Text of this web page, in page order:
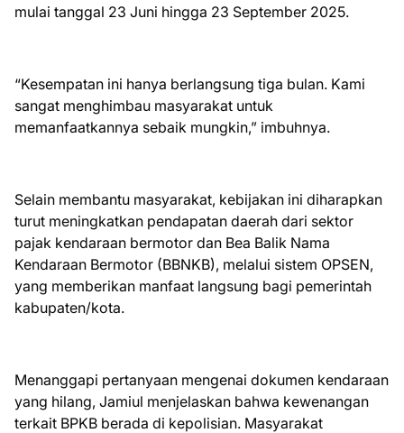
mulai tanggal 23 Juni hingga 23 September 2025.
“Kesempatan ini hanya berlangsung tiga bulan. Kami
sangat menghimbau masyarakat untuk
memanfaatkannya sebaik mungkin,” imbuhnya.
Selain membantu masyarakat, kebijakan ini diharapkan
turut meningkatkan pendapatan daerah dari sektor
pajak kendaraan bermotor dan Bea Balik Nama
Kendaraan Bermotor (BBNKB), melalui sistem OPSEN,
yang memberikan manfaat langsung bagi pemerintah
kabupaten/kota.
Menanggapi pertanyaan mengenai dokumen kendaraan
yang hilang, Jamiul menjelaskan bahwa kewenangan
terkait BPKB berada di kepolisian. Masyarakat